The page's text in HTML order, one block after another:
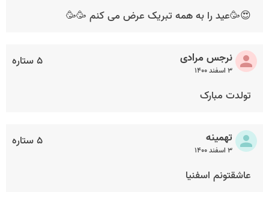
😍🥳عید را به همه تبریک عرض می کنم 🥳🥳
۵ ستاره نرجس مرادی
۳ اسفند ۱۴۰۰
تولدت مبارک
۵ ستاره تهمینه
۳ اسفند ۱۴۰۰
عاشقتونم اسفنیا